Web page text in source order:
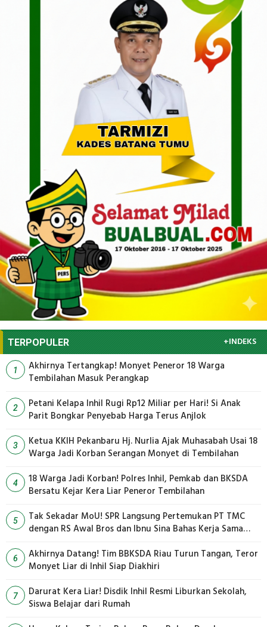
TERPOPULER +INDEKS
1
Akhirnya Tertangkap! Monyet Peneror 18 Warga
Tembilahan Masuk Perangkap
2
Petani Kelapa Inhil Rugi Rp12 Miliar per Hari! Si Anak
Parit Bongkar Penyebab Harga Terus Anjlok
3
Ketua KKIH Pekanbaru Hj. Nurlia Ajak Muhasabah Usai 18
Warga Jadi Korban Serangan Monyet di Tembilahan
4
18 Warga Jadi Korban! Polres Inhil, Pemkab dan BKSDA
Bersatu Kejar Kera Liar Peneror Tembilahan
5
Tak Sekadar MoU! SPR Langsung Pertemukan PT TMC
dengan RS Awal Bros dan Ibnu Sina Bahas Kerja Sama
6
Akhirnya Datang! Tim BBKSDA Riau Turun Tangan, Teror
Monyet Liar di Inhil Siap Diakhiri
7
Darurat Kera Liar! Disdik Inhil Resmi Liburkan Sekolah,
Siswa Belajar dari Rumah